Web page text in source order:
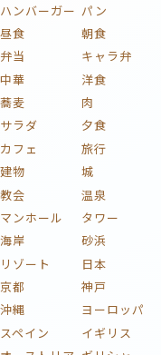
ハンバーガー パン
昼食
朝食
弁当
キャラ弁
中華
洋食
蕎麦
肉
サラダ
夕食
カフェ
旅行
建物
城
教会
温泉
マンホール
タワー
海岸
砂浜
リゾート
日本
京都
神戸
沖縄
ヨーロッパ
スペイン
イギリス